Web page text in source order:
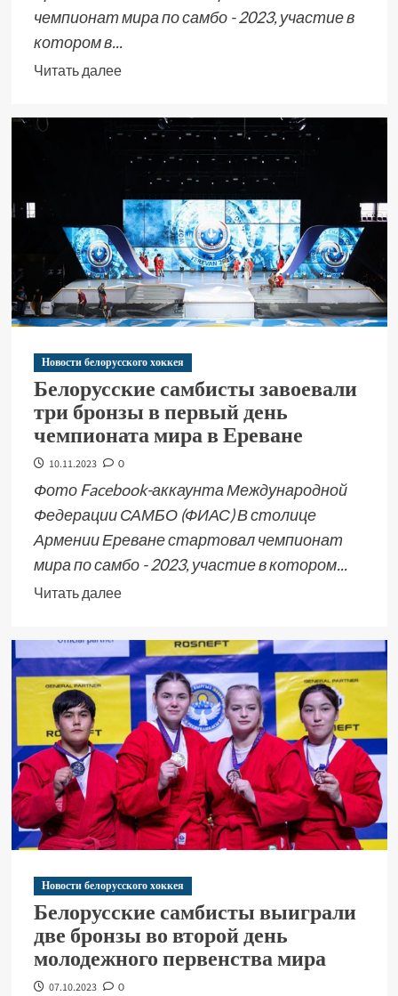
чемпионат мира по самбо - 2023, участие в
котором в...
Читать далее
Новости белорусского хоккея
Белорусские самбисты завоевали
три бронзы в первый день
чемпионата мира в Ереване
10.11.2023 0
Фото Facebook-аккаунта Международной
Федерации САМБО (ФИАС) В столице
Армении Ереване стартовал чемпионат
мира по самбо - 2023, участие в котором...
Читать далее
Новости белорусского хоккея
Белорусские самбисты выиграли
две бронзы во второй день
молодежного первенства мира
07.10.2023 0